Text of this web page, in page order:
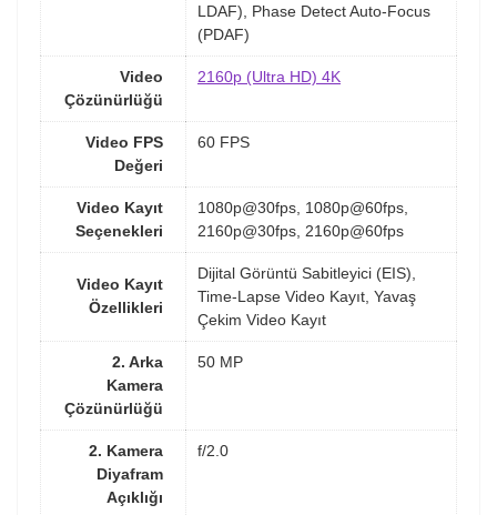
LDAF), Phase Detect Auto-Focus
(PDAF)
Video
Çözünürlüğü
2160p (Ultra HD) 4K
Video FPS
Değeri
60 FPS
Video Kayıt
Seçenekleri
1080p@30fps, 1080p@60fps,
2160p@30fps, 2160p@60fps
Video Kayıt
Özellikleri
Dijital Görüntü Sabitleyici (EIS),
Time-Lapse Video Kayıt, Yavaş
Çekim Video Kayıt
2. Arka
Kamera
Çözünürlüğü
50 MP
2. Kamera
Diyafram
Açıklığı
f/2.0